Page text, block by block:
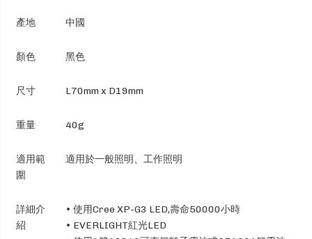
產地 中國
顏色 黑色
尺寸 L70mm x D19mm
重量 40g
適用範
圍
適用於一般照明、工作照明
詳細介
紹
• 使用Cree XP-G3 LED,壽命50000小時
• EVERLIGHT紅光LED